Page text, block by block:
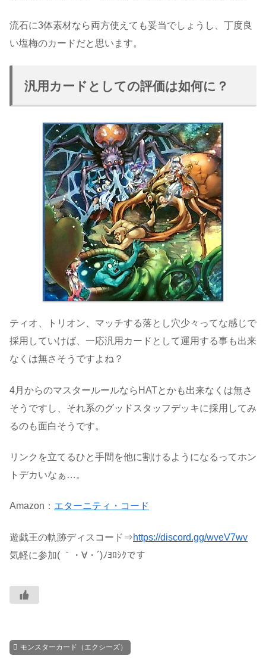
流石に3体素材なら両方使えても妥当でしょうし、丁度良
い塩梅のカードだと思います。
汎用カードとしての評価は如何に？
ティオ、トリオン、マッチする落とし穴少々ってな感じで
採用していけば、一応汎用カードとして運用する事も出来
なくは無さそうですよね？
4月からのマスタールールならHATとかも出来なくは無さ
そうですし、それ系のグッドスタッフデッキに採用してみ
るのも面白そうです。
リンクを立てるひと手間を他に割けるようになるってホン
トデカいなぁ…。
Amazon： エターニティ・コード
遊戯王の軌跡ディスコード⇒https://discord.gg/wveV7wv
気軽に参加( ｀・∀・´)ﾉﾖﾛｼｸです
モンスターカード（エクシーズ）